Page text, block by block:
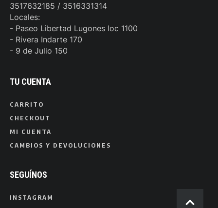
3517632185 / 3516331314
Locales:
- Paseo Libertad Lugones loc 1100
- Rivera Indarte 170
- 9 de Julio 150
TU CUENTA
CARRITO
CHECKOUT
MI CUENTA
CAMBIOS Y DEVOLUCIONES
SEGUÍNOS
INSTAGRAM